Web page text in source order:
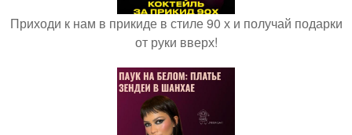
Приходи к нам в прикиде в стиле 90 х и получай подарки
от руки вверх!